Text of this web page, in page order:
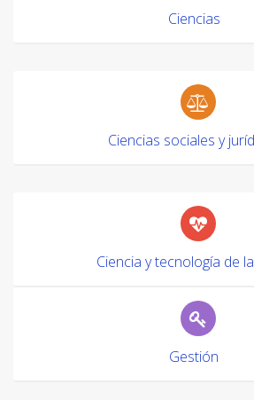
Ciencias
Ciencias sociales y
Ciencia y tecnología de
Gestión